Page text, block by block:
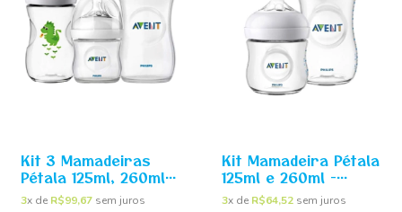
Kit 3 Mamadeiras
Pétala 125ml, 260ml e
330ml - Philips Avent
3x de R$99,67 sem juros
Kit Mamadeira Pétala
125ml e 260ml -
Philips Avent
3x de R$64,52 sem juros